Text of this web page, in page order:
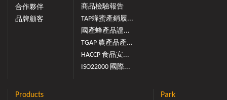
合作夥伴
品牌顧客
商品檢驗報告
TAP蜂蜜產銷履...
國產蜂產品證...
TGAP 農產品產...
HACCP 食品安...
ISO22000 國際...
Products Park